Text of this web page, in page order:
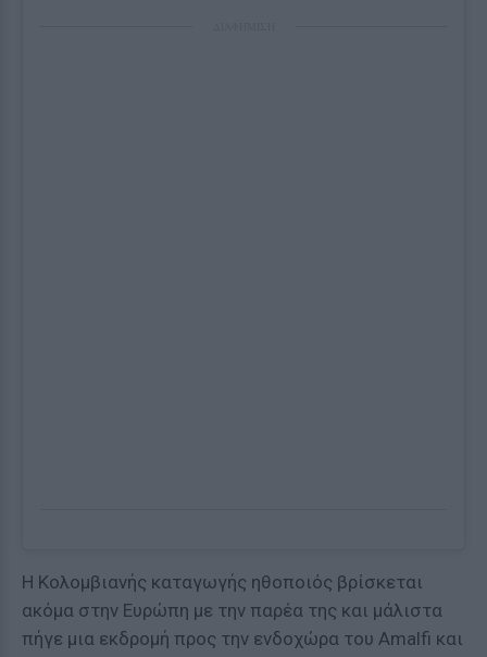
Η Κολομβιανής καταγωγής ηθοποιός βρίσκεται
ακόμα στην Ευρώπη με την παρέα της και μάλιστα
πήγε μια εκδρομή προς την ενδοχώρα του Amalfi και